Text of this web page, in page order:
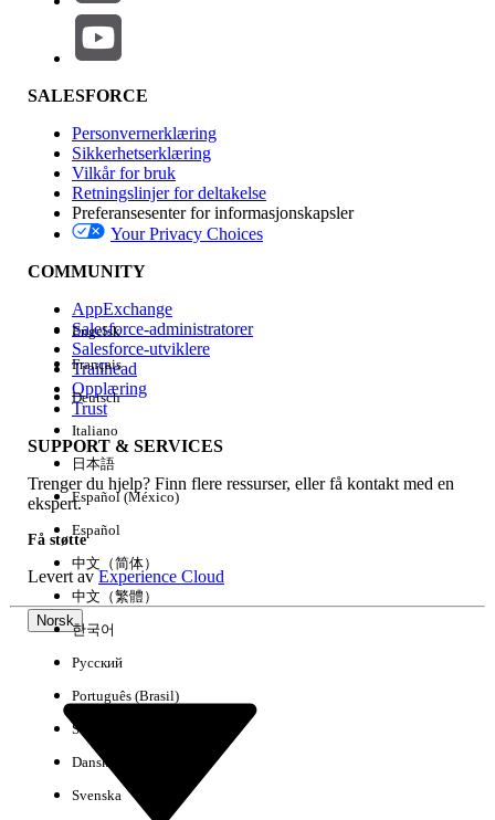
Funksjonsinnvirkning
Utgave
Erfaring
Fjern alle Utført
SALESFORCE
Personvernerklæring
Sikkerhetserklæring
Vilkår for bruk
Retningslinjer for deltakelse
Preferansesenter for informasjonskapsler
Your Privacy Choices
COMMUNITY
AppExchange
Salesforce-administratorer
Salesforce-utviklere
Trailhead
Opplæring
Trust
SUPPORT & SERVICES
Trenger du hjelp? Finn flere ressurser, eller få kontakt med en
ekspert.
Få støtte
Levert avExperience Cloud
Norsk
Engelsk
Français
Deutsch
Italiano
日本語
Español (México)
Español
中文（简体）
中文（繁體）
한국어
Русский
Português (Brasil)
Suomi
Dansk
Svenska